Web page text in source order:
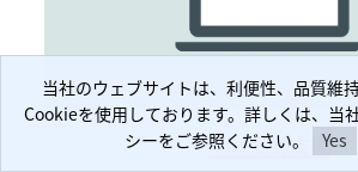
ICP登録支援
当社のウェブサイトは、利便性、品質維
Cookieを使用しております。詳しくは、当
シーをご参照ください。
Yes
当社のウェブサイトは、利便性、品質維
Cookieを使用しております。詳しくは、当
シーをご参照ください。
Yes